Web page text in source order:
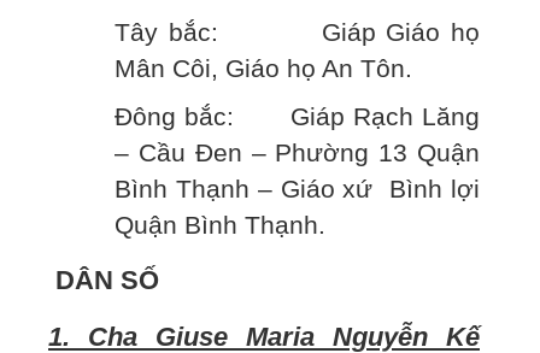
Tây bắc: Giáp Giáo họ
Mân Côi, Giáo họ An Tôn.
Đông bắc: Giáp Rạch Lăng
– Cầu Đen – Phường 13 Quận
Bình Thạnh – Giáo xứ Bình lợi
Quận Bình Thạnh.
DÂN SỐ
1. Cha Giuse Maria Nguyễn Kế